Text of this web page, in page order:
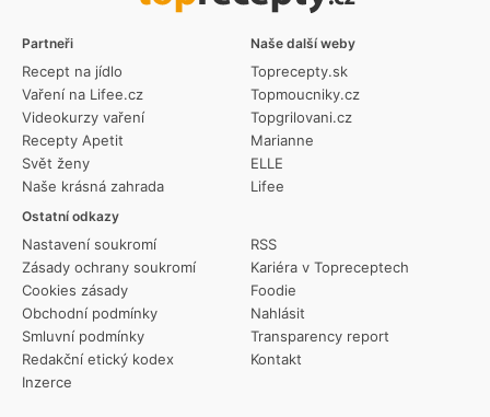
Partneři
Recept na jídlo
Vaření na Lifee.cz
Videokurzy vaření
Recepty Apetit
Svět ženy
Naše krásná zahrada
Ostatní odkazy
Nastavení soukromí
Zásady ochrany soukromí
Cookies zásady
Obchodní podmínky
Smluvní podmínky
Redakční etický kodex
Inzerce
RSS
Kariéra v Topreceptech
Foodie
Nahlásit
Transparency report
Kontakt
Naše další weby
Toprecepty.sk
Topmoucniky.cz
Topgrilovani.cz
Marianne
ELLE
Lifee